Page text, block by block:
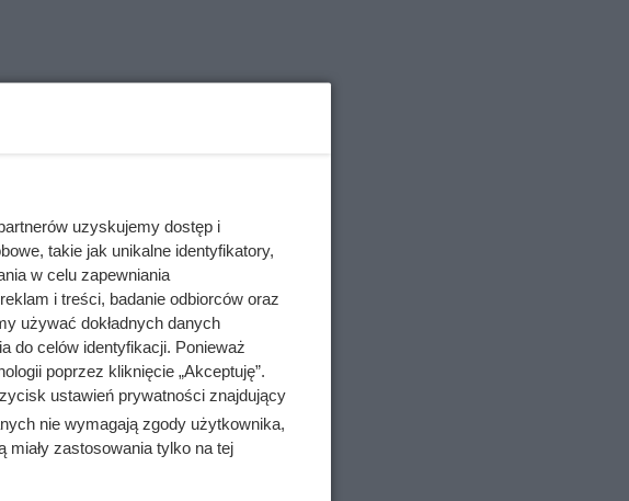
na talerz i przykryj je,
smaku odrobiną soli i
uzyskujemy dostęp i
takie jak unikalne identyfikatory,
w celu zapewniania
i treści, badanie odbiorców oraz
używać dokładnych danych
do celów identyfikacji. Ponieważ
poprzez kliknięcie „Akceptuję”.
ustawień prywatności znajdujący
nie wymagają zgody użytkownika,
zastosowania tylko na tej